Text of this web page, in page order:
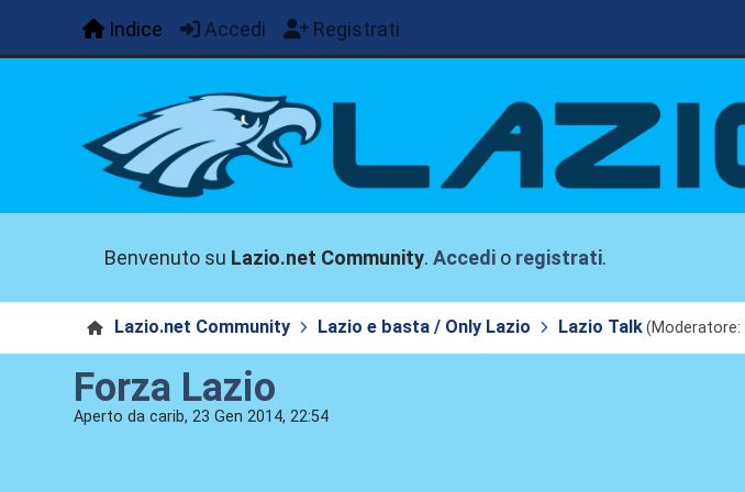
Indice Accedi Registrati
Benvenuto su Lazio.net Community.Accedi o registrati.
Lazio.net Community Lazio e basta / Only Lazio Lazio Talk(Moderatore:
Forza Lazio
Aperto da carib, 23 Gen 2014, 22:54